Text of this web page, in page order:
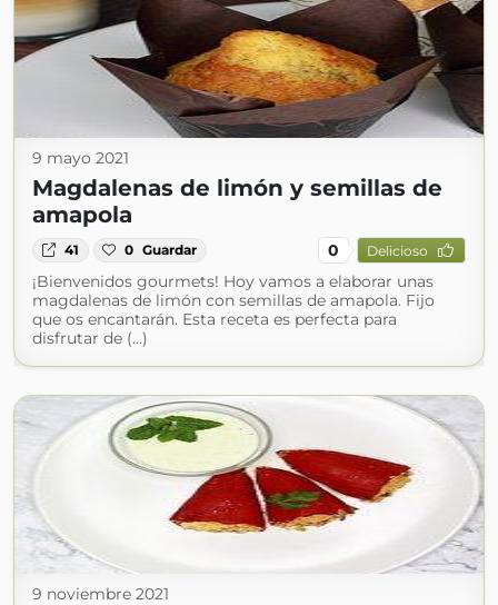
9 mayo 2021
Magdalenas de limón y semillas de
amapola
41 0 Guardar 0 Delicioso
¡Bienvenidos gourmets! Hoy vamos a elaborar unas
magdalenas de limón con semillas de amapola. Fijo
que os encantarán. Esta receta es perfecta para
disfrutar de (...)
9 noviembre 2021